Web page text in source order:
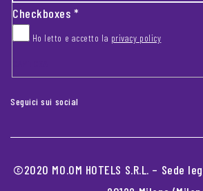
Checkboxes*
Ho letto e accetto la privacy policy
Seguici sui social
©2020 MO.OM HOTELS S.R.L. – Sede